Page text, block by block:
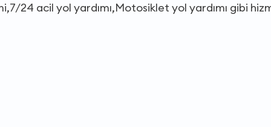
24 acil yol yardımı,Motosiklet yol yardımı gibi